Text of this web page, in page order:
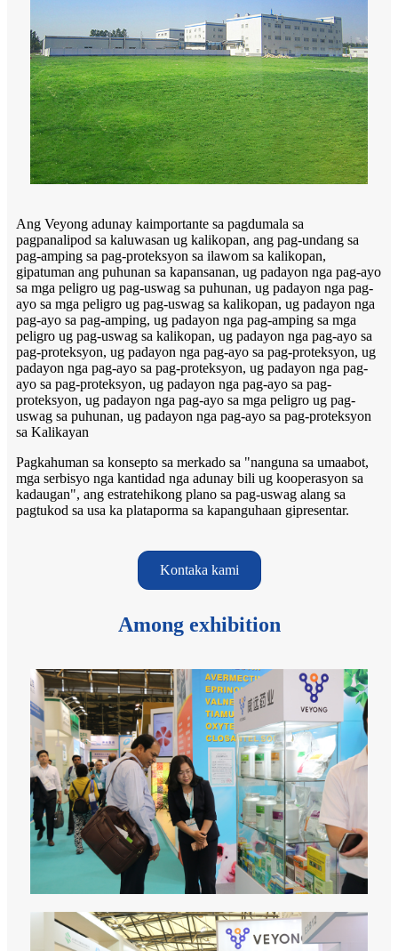
Ang Veyong adunay kaimportante sa pagdumala sa
pagpanalipod sa kaluwasan ug kalikopan, ang pag-undang sa
pag-amping sa pag-proteksyon sa ilawom sa kalikopan,
gipatuman ang puhunan sa kapansanan, ug padayon nga pag-ayo
sa mga peligro ug pag-uswag sa puhunan, ug padayon nga pag-
ayo sa mga peligro ug pag-uswag sa kalikopan, ug padayon nga
pag-ayo sa pag-amping, ug padayon nga pag-amping sa mga
peligro ug pag-uswag sa kalikopan, ug padayon nga pag-ayo sa
pag-proteksyon, ug padayon nga pag-ayo sa pag-proteksyon, ug
padayon nga pag-ayo sa pag-proteksyon, ug padayon nga pag-
ayo sa pag-proteksyon, ug padayon nga pag-ayo sa pag-
proteksyon, ug padayon nga pag-ayo sa mga peligro ug pag-
uswag sa puhunan, ug padayon nga pag-ayo sa pag-proteksyon
sa Kalikayan
Pagkahuman sa konsepto sa merkado sa "nanguna sa umaabot,
mga serbisyo nga kantidad nga adunay bili ug kooperasyon sa
kadaugan", ang estratehikong plano sa pag-uswag alang sa
pagtukod sa usa ka plataporma sa kapanguhaan gipresentar.
Kontaka kami
Among exhibition